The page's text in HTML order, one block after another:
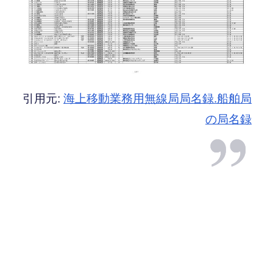
引用元: 海上移動業務用無線局局名録.船舶局
の局名録